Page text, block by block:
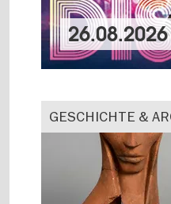
26.08.2026
GESCHICHTE &